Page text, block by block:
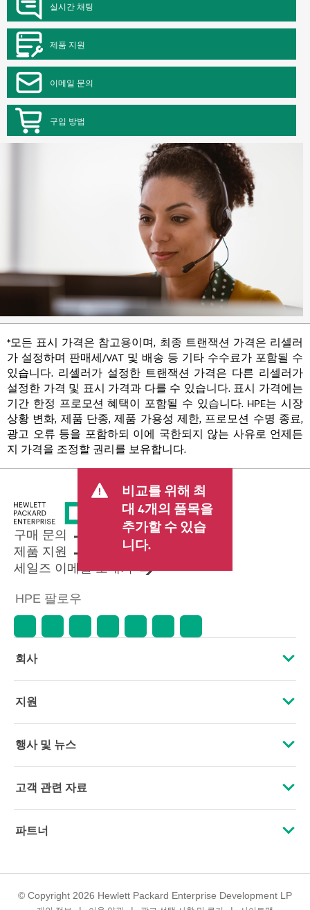
실시간 채팅
제품 지원
이메일 문의
구입 방법
*모든 표시 가격은 참고용이며, 최종 트랜잭션 가격은 리셀러
가 설정하며 판매세/VAT 및 배송 등 기타 수수료가 포함될 수
있습니다. 리셀러가 설정한 트랜잭션 가격은 다른 리셀러가
설정한 가격 및 표시 가격과 다를 수 있습니다. 표시 가격에는
기간 한정 프로모션 혜택이 포함될 수 있습니다. HPE는 시장
상황 변화, 제품 단종, 제품 가용성 제한, 프로모션 수명 종료,
광고 오류 등을 포함하되 이에 국한되지 않는 사유로 언제든
지 가격을 조정할 권리를 보유합니다.
비교를 위해 최
대 4개의 품목을
추가할 수 있습
니다.
구매 문의
제품 지원
세일즈 이메일 보내기
HPE 팔로우
회사
HPE 소개
기업의 책임
HPE Labs
투자 정보
지원
운영 지원 서비스
소프트웨어 및 드라이버
보증 확인
행사 및 뉴스
행사
고객 관련 자료
문의하기
이메일 등록
파트너
파트너 찾기
© Copyright 2026 Hewlett Packard Enterprise Development LP